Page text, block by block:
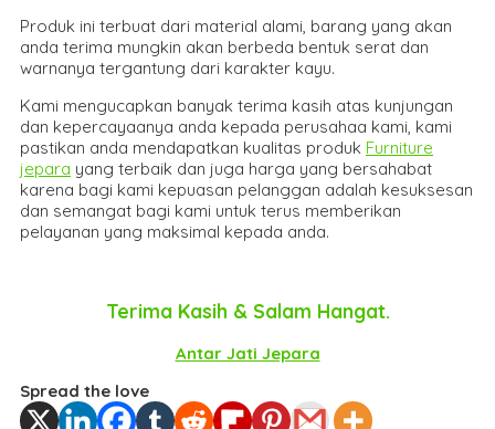
Produk ini terbuat dari material alami, barang yang akan
anda terima mungkin akan berbeda bentuk serat dan
warnanya tergantung dari karakter kayu.
Kami mengucapkan banyak terima kasih atas kunjungan
dan kepercayaanya anda kepada perusahaa kami, kami
pastikan anda mendapatkan kualitas produk Furniture
jepara yang terbaik dan juga harga yang bersahabat
karena bagi kami kepuasan pelanggan adalah kesuksesan
dan semangat bagi kami untuk terus memberikan
pelayanan yang maksimal kepada anda.
Terima Kasih & Salam Hangat.
Antar Jati Jepara
Spread the love